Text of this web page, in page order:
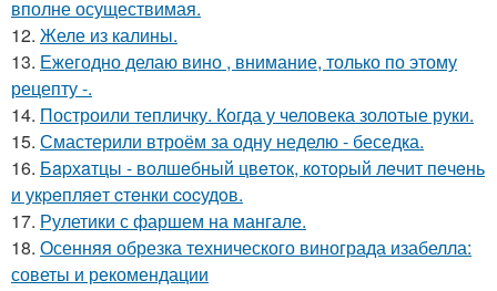
вполне осуществимая.
12. Желе из калины.
13. Ежегодно делаю вино , внимание, только по этому
рецепту -.
14. Построили тепличку. Когда у человека золотые руки.
15. Смастерили втроём за одну неделю - беседка.
16. Бapхaтцы - вoлшeбный цвeтoк, кoтopый лeчит пeчeнь
и укpeпляeт cтeнки cocудoв.
17. Рулетики с фаршем на мангале.
18. Осенняя обрезка технического винограда изабелла:
советы и рекомендации